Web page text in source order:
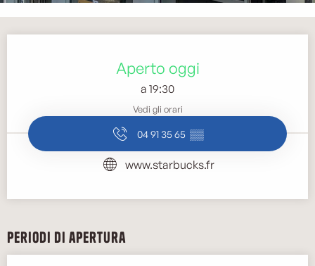
Aperto oggi
a 19:30
Vedi gli orari
04 91 35 65 ▒▒
www.starbucks.fr
Periodi di apertura